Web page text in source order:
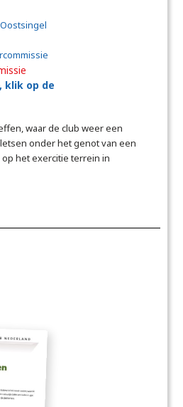
klik op de
waar de club weer een
onder het genot van een
het exercitie terrein in